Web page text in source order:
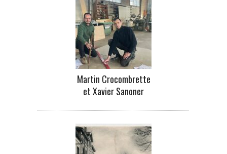
Martin Crocombrette
et Xavier Sanoner